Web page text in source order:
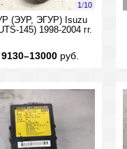
1/10
(ЭУР, ЭГУР) Isuzu
145) 1998-2004 гг.
9130–13000руб.